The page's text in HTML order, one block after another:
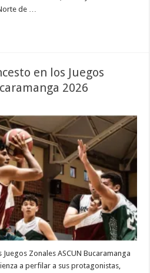
de …
en los Juegos
2026
Zonales ASCUN Bucaramanga
a perfilar a sus protagonistas,